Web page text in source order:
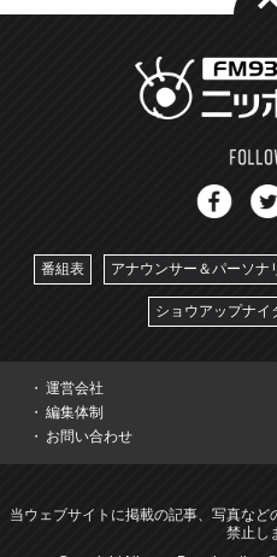
番組表 アナウンサー＆パーソナ
ショウアップナイ
運営会社
編集体制
お問い合わせ
当ウェブサイトに掲載の記事、写真な
禁止し